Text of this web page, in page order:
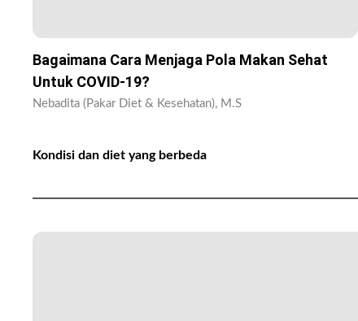
Bagaimana Cara Menjaga Pola Makan Sehat
Untuk COVID-19?
Nebadita (Pakar Diet & Kesehatan), M.S
Kondisi dan diet yang berbeda